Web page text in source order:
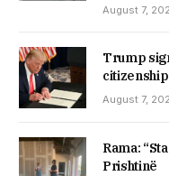
August 7,
Trump
August 7,
Rama:
Prishtinë